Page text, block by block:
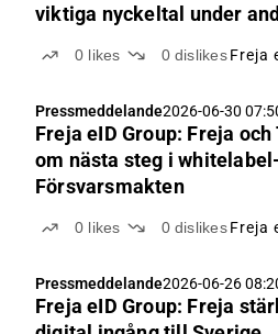
viktiga nyckeltal under
0 likes 0 dislikes Freja
Pressmeddelande2026-06-30
Freja eID Group: Freja
om nästa steg i
Försvarsmakten
0 likes 0 dislikes Freja
Pressmeddelande2026-06-26
Freja eID Group: Freja